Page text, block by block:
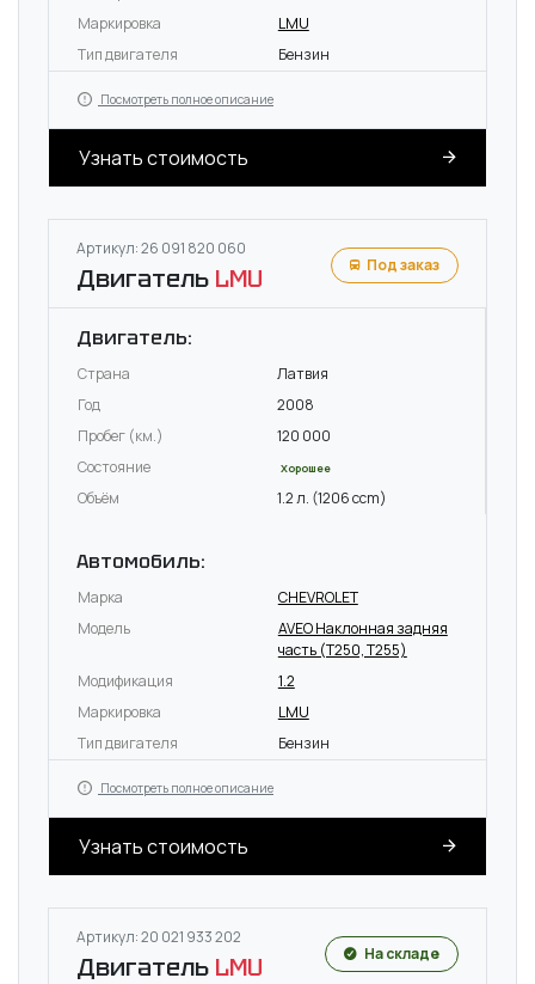
Маркировка
LMU
Тип двигателя
Бензин
Посмотреть полное описание
Узнать стоимость
Артикул: 26 091 820 060
Двигатель LMU Под заказ
Двигатель:
Страна
Латвия
Год
2008
Пробег (км.)
120 000
Состояние
Хорошее
Объём 1.2 л. (1206 ccm)
Автомобиль:
Марка
CHEVROLET
Модель
AVEO Наклонная задняя
часть (T250, T255)
Модификация
1.2
Маркировка
LMU
Тип двигателя
Бензин
Посмотреть полное описание
Узнать стоимость
Артикул: 20 021 933 202
Двигатель LMU На складе